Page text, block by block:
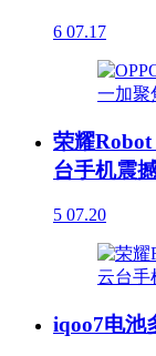
6 07.17
荣耀Robot
台手机震
5 07.20
iqoo7电池